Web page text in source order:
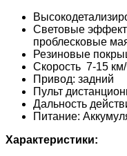
Световые
проблесковые
Резиновые
Скорость 7-15
Привод: задний
Пульт
Дальность
Питание:
Характеристики: